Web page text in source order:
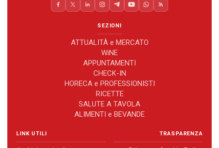
SEZIONI
ATTUALITÀ e MERCATO
WiNE
APPUNTAMENTI
CHECK-IN
HORECA e PROFESSIONISTI
RICETTE
SALUTE A TAVOLA
ALIMENTI e BEVANDE
LINK UTILI TRASPARENZA